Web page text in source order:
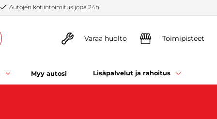
Autojen kotiintoimitus jopa 24h
Varaa huolto Toimipisteet
Myy autosi Lisäpalvelut ja rahoitus